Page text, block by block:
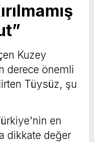
Kuzey
derece önemli
Tüysüz, şu
en
dikkate değer